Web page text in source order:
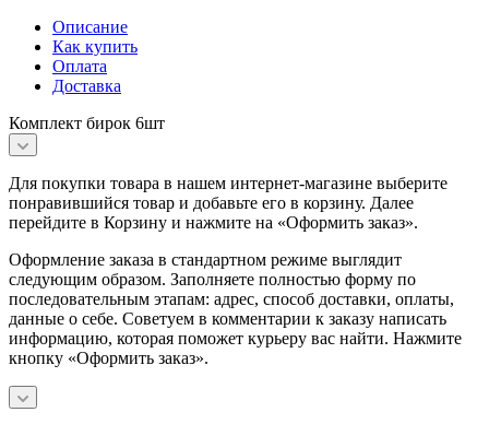
Описание
Как купить
Оплата
Доставка
Комплект бирок 6шт
Для покупки товара в нашем интернет-магазине выберите
понравившийся товар и добавьте его в корзину. Далее
перейдите в Корзину и нажмите на «Оформить заказ».
Оформление заказа в стандартном режиме выглядит
следующим образом. Заполняете полностью форму по
последовательным этапам: адрес, способ доставки, оплаты,
данные о себе. Советуем в комментарии к заказу написать
информацию, которая поможет курьеру вас найти. Нажмите
кнопку «Оформить заказ».